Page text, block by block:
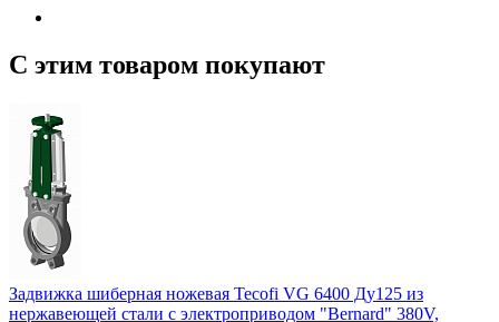
С этим товаром покупают
Задвижка шиберная ножевая Tecofi VG 6400 Ду125 из
нержавеющей стали с электроприводом "Bernard" 380V,